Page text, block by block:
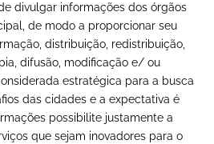
divulgar informações dos órgãos
de modo a proporcionar seu
distribuição, redistribuição,
difusão, modificação e/ ou
estratégica para a busca
das cidades e a expectativa é
possibilite justamente a
que sejam inovadores para o